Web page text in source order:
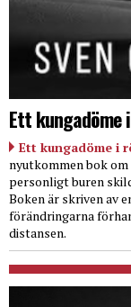
Ett
Ett kungadöme i
nyutkommen bok
personligt buren
Boken är skriven av
förändringarna
distansen.